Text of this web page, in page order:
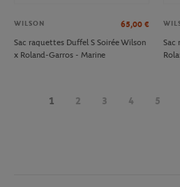
WILSON 65,00 €
Sac raquettes Duffel S Soirée Wilson
x Roland-Garros - Marine
Sac
1 2 3 4 5